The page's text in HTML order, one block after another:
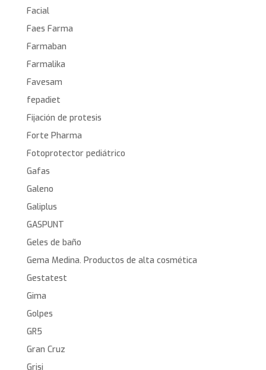
Facial
Faes Farma
Farmaban
Farmalika
Favesam
fepadiet
Fijación de protesis
Forte Pharma
Fotoprotector pediátrico
Gafas
Galeno
Galiplus
GASPUNT
Geles de baño
Gema Medina. Productos de alta cosmética
Gestatest
Gima
Golpes
GR5
Gran Cruz
Grisi